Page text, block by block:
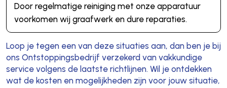
Door regelmatige reiniging met onze apparatuur
voorkomen wij graafwerk en dure reparaties.
Loop je tegen een van deze situaties aan, dan ben je bij
ons Ontstoppingsbedrijf verzekerd van vakkundige
service volgens de laatste richtlijnen. Wil je ontdekken
wat de kosten en mogelijkheden zijn voor jouw situatie,